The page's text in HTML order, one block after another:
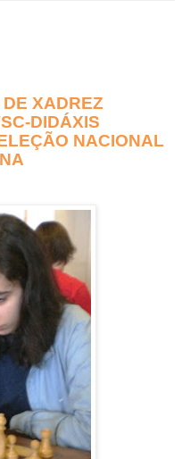
XADREZ
DIDÁXIS
NACIONAL